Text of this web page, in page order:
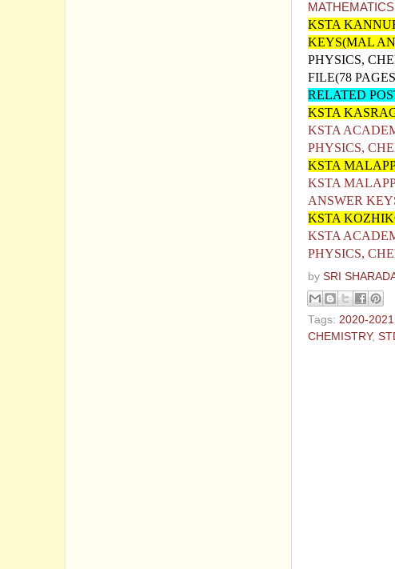
MATHEMATICS
KSTA
KEYS(MAL
PHYSICS,
FILE(78
RELATED
KSTA
KSTA
PHYSICS,
KSTA
KSTA
ANSWER
KSTA
KSTA
PHYSICS,
by SRI
Tags: 2020-2021
CHEMISTRY,